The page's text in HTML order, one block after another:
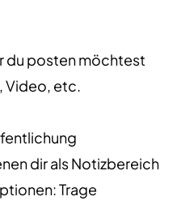
du posten möchtest
Video, etc.
dir als Notizbereich
Trage